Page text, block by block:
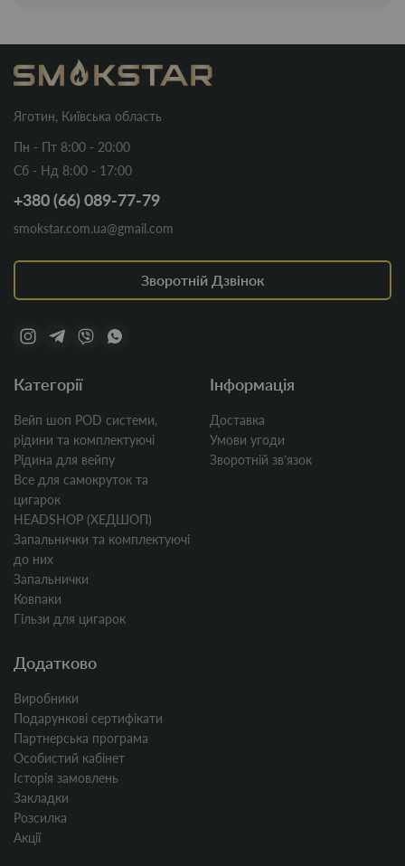
Яготин, Київська область
Пн - Пт 8:00 - 20:00
Сб - Нд 8:00 - 17:00
+380 (66) 089-77-79
smokstar.com.ua@gmail.com
Зворотній Дзвінок
Категорії
Вейп шоп POD системи,
рідини та комплектуючі
Рідина для вейпу
Все для самокруток та
цигарок
HEADSHOP (ХЕДШОП)
Запальнички та комплектуючі
до них
Запальнички
Ковпаки
Гільзи для цигарок
Інформація
Доставка
Умови угоди
Зворотній звʼязок
Додатково
Виробники
Подарункові сертифікати
Партнерська програма
Особистий кабінет
Історія замовлень
Закладки
Розсилка
Акції